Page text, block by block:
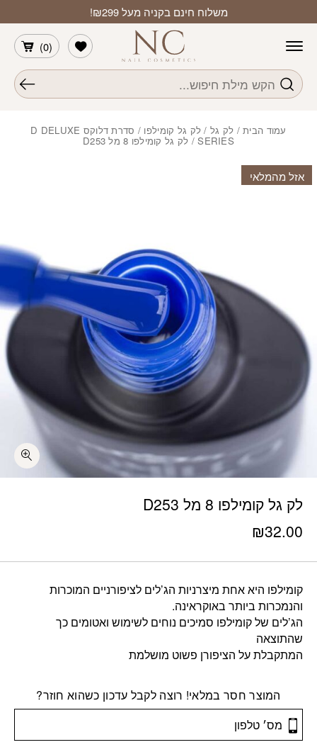
משלוח חינם בקניה מעל ₪299!
חיפוש
(
0
)
הרשימה שלי
עמוד הבית/ לק גל / לק גל קומילפו / סדרת דלוקס D DELUXE
SERIES/ לק גל קומילפו 8 מל D253
לק גל קומילפו 8 מל D253
₪32.00
קומילפו היא אחת מיצרניות הג’לים לציפורניים המוכרות
והנמכרות ביותר באוקראינה.
הג’לים של קומילפו סמיכים נוחים לשימוש ואטומים כך
שהתוצאה
המתקבלת על הציפורן פשוט מושלמת
המוצר חסר במלאי! רוצה לקבל עדכון כשהוא חוזר?
אזל מהמלאי